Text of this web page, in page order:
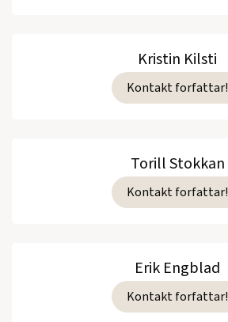
Kristin Kilsti
Kontakt forfattar!
Torill Stokkan
Kontakt forfattar!
Erik Engblad
Kontakt forfattar!